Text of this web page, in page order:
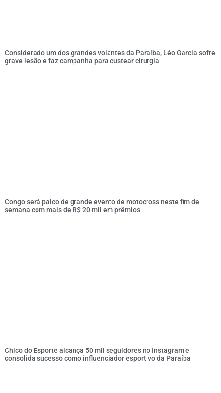
Considerado um dos grandes volantes da Paraíba, Léo Garcia sofre
grave lesão e faz campanha para custear cirurgia
Congo será palco de grande evento de motocross neste fim de
semana com mais de R$ 20 mil em prêmios
Chico do Esporte alcança 50 mil seguidores no Instagram e
consolida sucesso como influenciador esportivo da Paraíba